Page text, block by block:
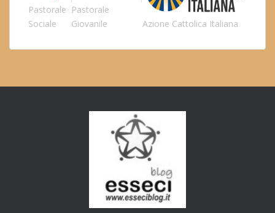
Pastorale
Sociale
Pastorale
Giovanile
Azione Cattolica Italiana